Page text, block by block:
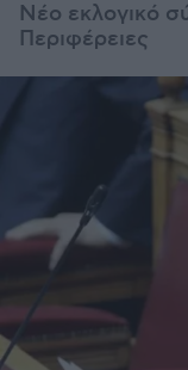
Νέο εκλογικό
Περιφέρειες